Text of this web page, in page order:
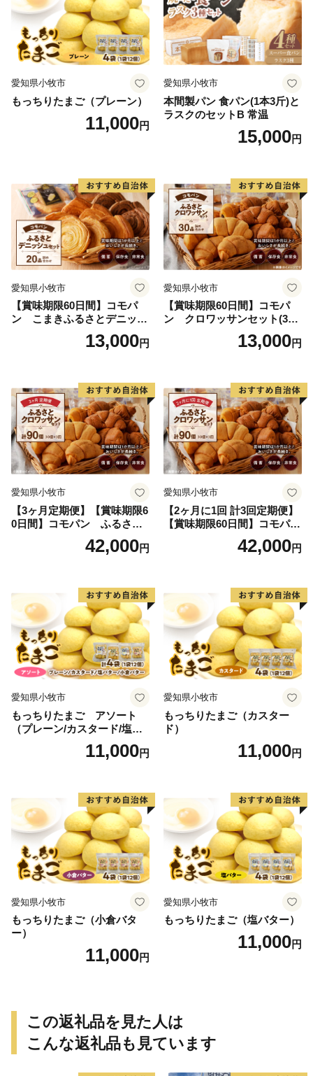
愛知県小牧市
もっちりたまご（プレーン）
11,000円
愛知県小牧市
本間製パン 食パン(1本3斤)と
ラスクのセットB 常温
15,000円
愛知県小牧市
【賞味期限60日間】コモパ
ン こまきふるさとデニッシ
ュセット（20個入り）／災害
用備蓄 保存食 非常食 防災グ
13,000円
愛知県小牧市
【賞味期限60日間】コモパ
ン クロワッサンセット(30
個入り)／災害用備蓄 保存食
非常食 防災グッズにも
13,000円
愛知県小牧市
【3ヶ月定期便】【賞味期限6
0日間】コモパン ふるさと
クロワッサンセット（計90
個）／災害用備蓄 保存食 非
42,000円
愛知県小牧市
【2ヶ月に1回 計3回定期便】
【賞味期限60日間】コモパ
ン ふるさとクロワッサンセ
ット（計90個）／災害用備蓄
42,000円
愛知県小牧市
もっちりたまご アソート
（プレーン/カスタード/塩バ
ター/小倉バター）11,000円
愛知県小牧市
もっちりたまご（カスター
ド）
11,000円
愛知県小牧市
もっちりたまご（小倉バタ
ー）
11,000円
愛知県小牧市
もっちりたまご（塩バター）
11,000円
この返礼品を見た人は
こんな返礼品も見ています